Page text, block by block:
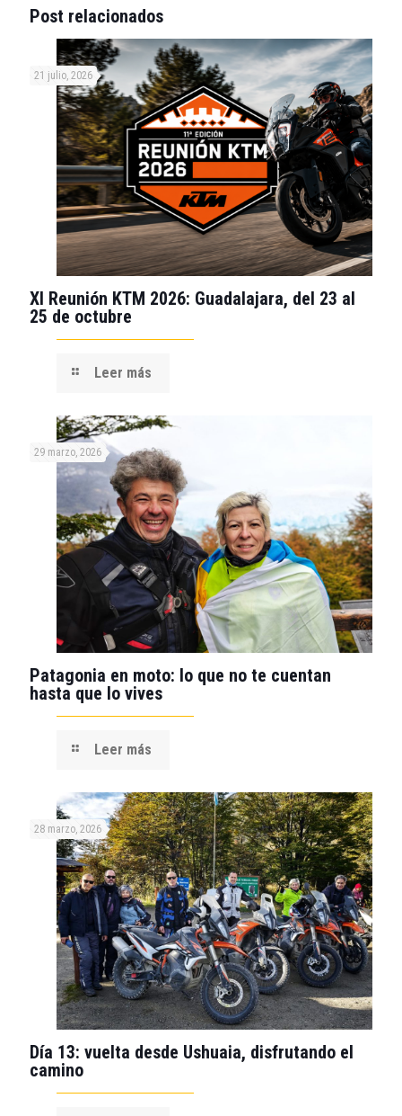
Post relacionados
21 julio, 2026
XI Reunión KTM 2026: Guadalajara, del 23 al
25 de octubre
Leer más
29 marzo, 2026
Patagonia en moto: lo que no te cuentan
hasta que lo vives
Leer más
28 marzo, 2026
Día 13: vuelta desde Ushuaia, disfrutando el
camino